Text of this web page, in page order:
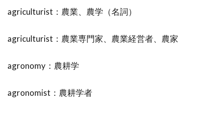
agriculturist：農業、農学（名詞）
agriculturist：農業専門家、農業経営者、農家
agronomy：農耕学
agronomist：農耕学者